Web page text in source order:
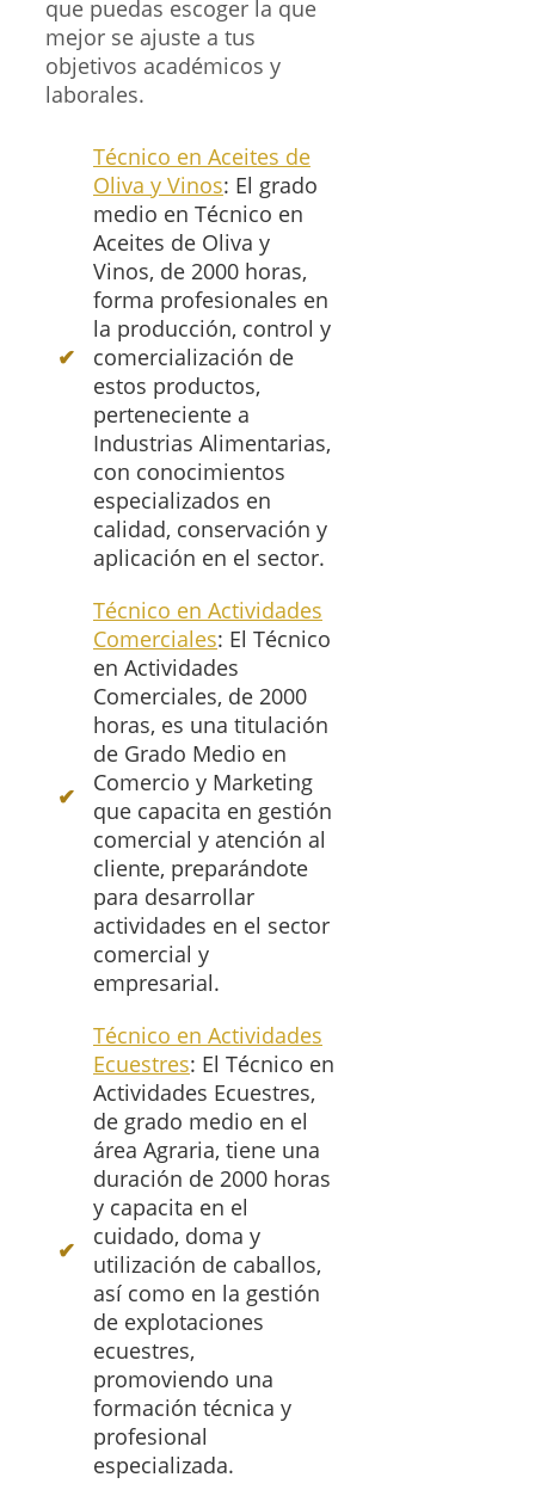
que puedas escoger la que
mejor se ajuste a tus
objetivos académicos y
laborales.
Técnico en Aceites de
Oliva y Vinos: El grado
medio en Técnico en
Aceites de Oliva y
Vinos, de 2000 horas,
forma profesionales en
la producción, control y
comercialización de
estos productos,
perteneciente a
Industrias Alimentarias,
con conocimientos
especializados en
calidad, conservación y
aplicación en el sector.
Técnico en Actividades
Comerciales: El Técnico
en Actividades
Comerciales, de 2000
horas, es una titulación
de Grado Medio en
Comercio y Marketing
que capacita en gestión
comercial y atención al
cliente, preparándote
para desarrollar
actividades en el sector
comercial y
empresarial.
Técnico en Actividades
Ecuestres: El Técnico en
Actividades Ecuestres,
de grado medio en el
área Agraria, tiene una
duración de 2000 horas
y capacita en el
cuidado, doma y
utilización de caballos,
así como en la gestión
de explotaciones
ecuestres,
promoviendo una
formación técnica y
profesional
especializada.